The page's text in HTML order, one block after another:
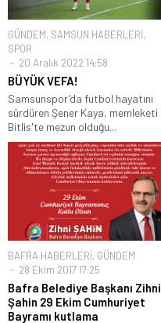
GÜNDEM, SAMSUN HABERLERİ,
SPOR
20 Aralık 2022 14:58
BÜYÜK VEFA!
Samsunspor’da futbol hayatını
sürdüren Şener Kaya, memleketi
Bitlis'te mezun olduğu...
BAFRA HABERLERİ, GÜNDEM
28 Ekim 2017 17:25
Bafra Belediye Başkanı Zihni
Şahin 29 Ekim Cumhuriyet
Bayramı kutlama